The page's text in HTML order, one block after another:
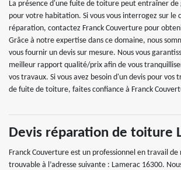
La présence d'une fuite de toiture peut entraîner de
pour votre habitation. Si vous vous interrogez sur le
réparation, contactez Franck Couverture pour
Grâce à notre expertise dans ce domaine, nous
vous fournir un devis sur mesure. Nous vous
meilleur rapport qualité/prix afin de vous
vos travaux. Si vous avez besoin d'un devis pour vos
de fuite de toiture, faites confiance à Franck
Devis réparation de toiture
Franck Couverture est un professionnel en travail
trouvable à l’adresse suivante : Lamerac 16300.